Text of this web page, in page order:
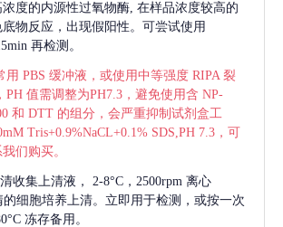
度的内源性过氧物酶, 在样品浓度较高的
物反应，出现假阳性。可尝试使用
再检测。
用 PBS 缓冲液，或使用中等强度 RIPA 裂
PH 值需调整为PH7.3，避免使用含 NP-
和 DTT 的组分，会严重抑制试剂盒工
Tris+0.9%NaCL+0.1% SDS,PH 7.3，可
们购买。
收集上清液，
2-8°C，2500rpm 离心
的细胞培养上清。立即用于检测，或按一次
冻存备用。